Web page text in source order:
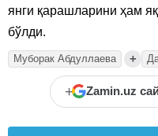
янги қарашларини ҳам
бўлди.
Муборак Абдуллаева +
+ Zamin.uz